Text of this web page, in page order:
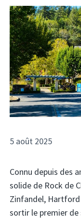
5 août 2025
Connu depuis des
solide de Rock de
Zinfandel, Hartford
sortir le premier de